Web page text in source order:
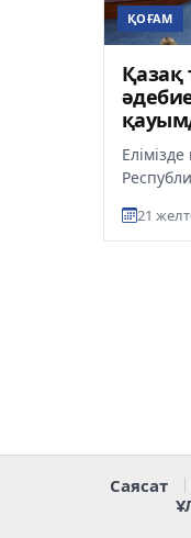
ҚОҒАМ
Қазақ
туралы
21
Саясат